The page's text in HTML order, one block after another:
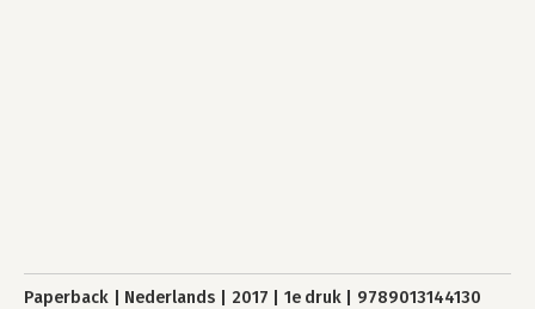
Paperback Nederlands 2017 1e druk 9789013144130